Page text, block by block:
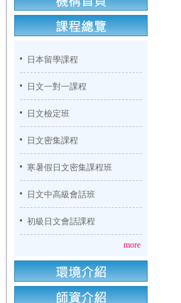
日本留學課程
日文一對一課程
日文檢定班
日文密集課程
寒暑假日文密集課程班
日文中高級會話班
初級日文會話課程
more